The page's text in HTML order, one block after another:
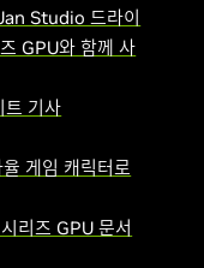
Studio 드라이
GPU와 함께 사
기사
게임 캐릭터로
리즈 GPU 문서